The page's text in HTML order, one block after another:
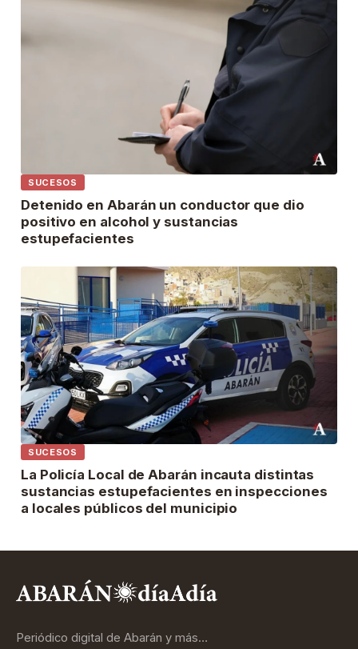
SUCESOS
Detenido en Abarán un conductor que dio
positivo en alcohol y sustancias
estupefacientes
SUCESOS
La Policía Local de Abarán incauta distintas
sustancias estupefacientes en inspecciones
a locales públicos del municipio
Periódico digital de Abarán y más…